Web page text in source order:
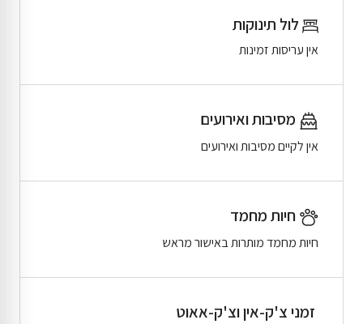
לול תינוקות
אין עריסות זמינות
מסיבות ואירועים
אין לקיים מסיבות ואירועים
חיות מחמד
חיות מחמד מותרות באישור מראש
זמני צ'ק-אין וצ'ק-אאוט